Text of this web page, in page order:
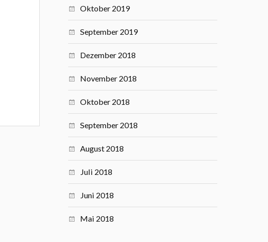
Oktober 2019
September 2019
Dezember 2018
November 2018
Oktober 2018
September 2018
August 2018
Juli 2018
Juni 2018
Mai 2018